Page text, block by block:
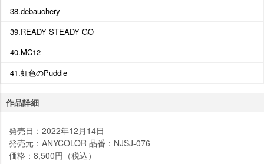
38.debauchery
39.READY STEADY GO
40.MC12
41.虹色のPuddle
作品詳細
発売日：2022年12月14日
発売元：ANYCOLOR 品番：NJSJ-076
価格：8,500円（税込）